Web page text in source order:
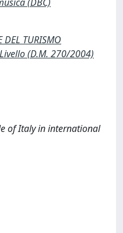
DEL TURISMO
(D.M. 270/2004)
of Italy in international